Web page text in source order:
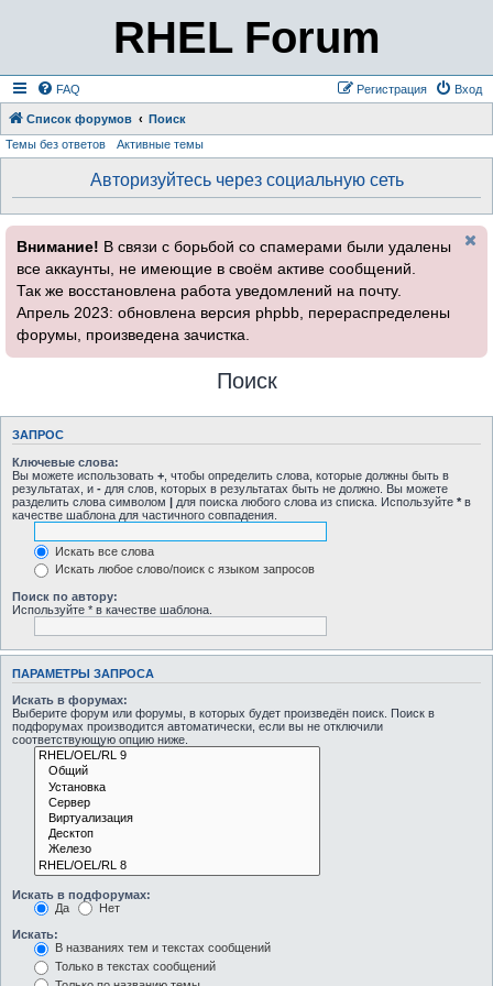
RHEL Forum
FAQ Вход
Регистрация
Список форумов
Поиск
Темы без ответов
Активные темы
Авторизуйтесь через социальную сеть
Внимание! В связи с борьбой со спамерами были удалены
все аккаунты, не имеющие в своём активе сообщений.
Так же восстановлена работа уведомлений на почту.
Апрель 2023: обновлена версия phpbb, перераспределены
форумы, произведена зачистка.
Поиск
ЗАПРОС
Ключевые слова:
Вы можете использовать + , чтобы определить слова, которые должны быть в
результатах, и - для слов, которых в результатах быть не должно. Вы можете
разделить слова символом | для поиска любого слова из списка. Используйте * в
качестве шаблона для частичного совпадения.
Искать все слова
Искать любое слово/поиск с языком запросов
Поиск по автору:
Используйте * в качестве шаблона.
ПАРАМЕТРЫ ЗАПРОСА
Искать в форумах:
Выберите форум или форумы, в которых будет произведён поиск. Поиск в
подфорумах производится автоматически, если вы не отключили
соответствующую опцию ниже.
Искать в подфорумах:
Да
Нет
Искать:
В названиях тем и текстах сообщений
Только в текстах сообщений